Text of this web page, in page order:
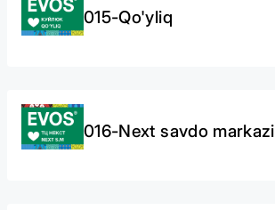
015-Qo'yliq
016-Next savdo markazi